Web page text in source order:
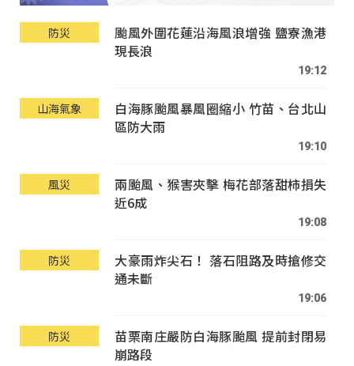
防災
颱風外圍花蓮沿海風浪增強 鹽寮漁港
現長浪
19:12
山海氣象
白海豚颱風暴風圈縮小 竹苗、台北山
區防大雨
19:10
風災
兩颱風、猴害夾擊 梅花部落甜柿損失
近6成
19:08
防災
大豪雨炸尖石！ 落石阻路及時搶修交
通未斷
19:06
防災
苗栗南庄嚴防白海豚颱風 提前封閉易
崩路段